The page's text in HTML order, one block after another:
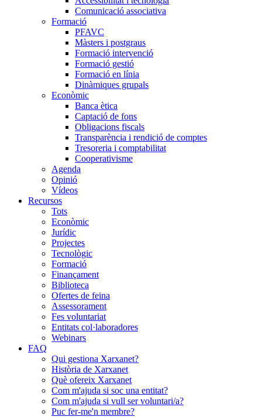
Comunicació associativa
Formació
PFAVC
Màsters i postgraus
Formació intervenció
Formació gestió
Formació en línia
Dinàmiques grupals
Econòmic
Banca ètica
Captació de fons
Obligacions fiscals
Transparència i rendició de comptes
Tresoreria i comptabilitat
Cooperativisme
Agenda
Opinió
Vídeos
Recursos
Tots
Econòmic
Jurídic
Projectes
Tecnològic
Formació
Finançament
Biblioteca
Ofertes de feina
Assessorament
Fes voluntariat
Entitats col·laboradores
Webinars
FAQ
Qui gestiona Xarxanet?
Història de Xarxanet
Què ofereix Xarxanet
Com m'ajuda si soc una entitat?
Com m'ajuda si vull ser voluntari/a?
Puc fer-me'n membre?